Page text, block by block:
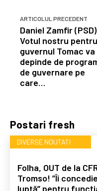
Postari fresh
DIVERSE NOUTATI
Folha, OUT de la
Tromso! ”Îi
luptă” pentru
ARTICOLUL PRECEDENT
Daniel Zamfir
Votul nostru pentru
guvernul Tomac va
depinde de
de guvernare pe
care…